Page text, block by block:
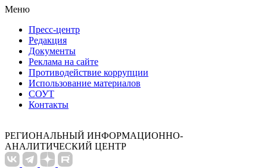
Меню
Пресс-центр
Редакция
Документы
Реклама на сайте
Противодействие коррупции
Использование материалов
СОУТ
Контакты
РЕГИОНАЛЬНЫЙ ИНФОРМАЦИОННО-
АНАЛИТИЧЕСКИЙ ЦЕНТР